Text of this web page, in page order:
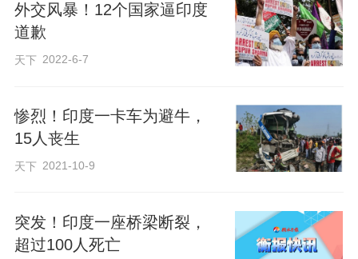
外交风暴！12个国家逼印度
道歉
天下 2022-6-7
惨烈！印度一卡车为避牛，
15人丧生
天下 2021-10-9
突发！印度一座桥梁断裂，
超过100人死亡